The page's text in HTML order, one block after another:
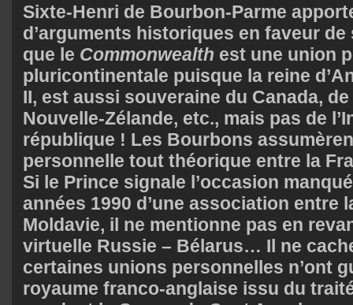
Sixte-Henri de Bourbon-Parme
d’arguments historiques en faveur de
que le Commonwealth est une union
pluricontinentale puisque la reine
II, est aussi souveraine du Canada,
Nouvelle-Zélande, etc., mais pas de
république ! Les Bourbons
personnelle tout théorique entre la
Si le Prince signale l’occasion
années 1990 d’une association entre
Moldavie, il ne mentionne pas en
virtuelle Russie – Bélarus… Il ne
certaines unions personnelles n’ont
royaume franco-anglaise issu du